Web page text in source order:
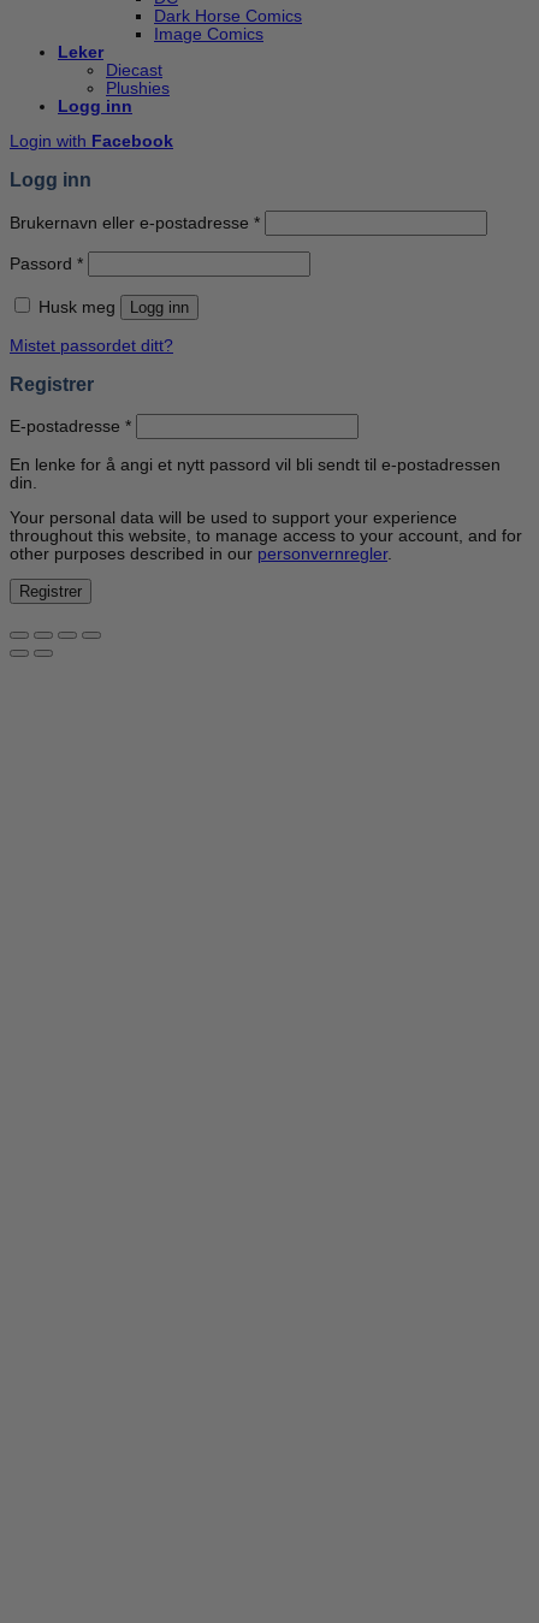
Dark Horse Comics
Image Comics
Leker
Diecast
Plushies
Logg inn
Login with Facebook
Logg inn
Brukernavn eller e-postadresse *Påkrevd
Passord *Påkrevd
Husk meg Logg inn
Mistet passordet ditt?
Registrer
E-postadresse *Påkrevd
En lenke for å angi et nytt passord vil bli sendt til e-postadressen
din.
Your personal data will be used to support your experience
throughout this website, to manage access to your account, and for
other purposes described in our personvernregler.
Registrer